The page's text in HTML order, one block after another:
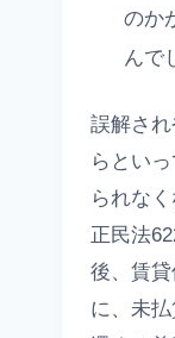
のか
んで
誤解さ
らとい
られな
正民法
後、賃
に、未